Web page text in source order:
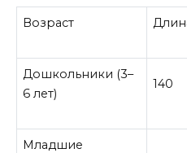
Возраст
Дошкольники (3–
6 лет)
140
Младшие